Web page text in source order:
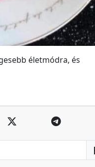
életmódra, és